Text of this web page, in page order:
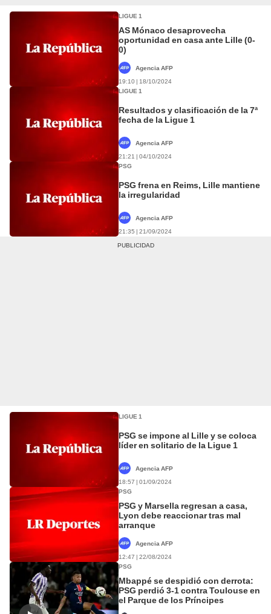
LIGUE 1
AS Mónaco desaprovecha
oportunidad en casa ante Lille (0-
0)
Agencia AFP
19:10 | 18/10/2024
LIGUE 1
Resultados y clasificación de la 7ª
fecha de la Ligue 1
Agencia AFP
21:21 | 04/10/2024
PSG
PSG frena en Reims, Lille mantiene
la irregularidad
Agencia AFP
21:35 | 21/09/2024
LIGUE 1
PSG se impone al Lille y se coloca
líder en solitario de la Ligue 1
Agencia AFP
18:57 | 01/09/2024
PSG
PSG y Marsella regresan a casa,
Lyon debe reaccionar tras mal
arranque
Agencia AFP
12:47 | 22/08/2024
PSG
Mbappé se despidió con derrota:
PSG perdió 3-1 contra Toulouse en
el Parque de los Príncipes